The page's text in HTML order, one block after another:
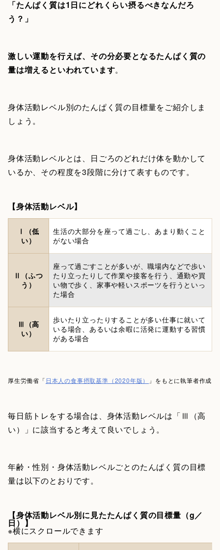
「たんぱく質は1日にどれくらい摂るべきなんだろ
う？」
激しい運動を行えば、その分必要となるたんぱく質の
量は増えるといわれています。
身体活動レベル別のたんぱく質の目標量をご紹介しま
しょう。
身体活動レベルとは、日ごろのどれだけ体を動かして
いるか、その程度を3段階に分けて表すものです。
【身体活動レベル】
Ⅰ（低
い）
生活の大部分を座って過ごし、あまり動くこと
がない場合
Ⅱ（ふつ
う）
座って過ごすことが多いが、職場内などで歩い
たり立ったりして作業や接客を行う、通勤や買
い物で歩く、家事や軽いスポーツを行うといっ
た場合
Ⅲ（高
い）
歩いたり立ったりすることが多い仕事に就いて
いる場合、あるいは余暇に活発に運動する習慣
がある場合
厚生労働省「 日本人の食事摂取基準（2020年版） 」をもとに執筆者作成
毎日筋トレをする場合は、身体活動レベルは「Ⅲ（高
い）」に該当すると考えて良いでしょう。
年齢・性別・身体活動レベルごとのたんぱく質の目標
量は以下のとおりです。
【身体活動レベル別に見たたんぱく質の目標量（g／
日）】
※横にスクロールできます